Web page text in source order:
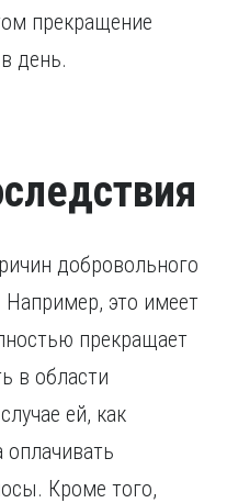
прекращение
день.
добровольного
это имеет
прекращает
в области
ей, как
Кроме того,